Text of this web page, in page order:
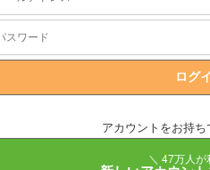
アカウントをお持
＼ 47万人が